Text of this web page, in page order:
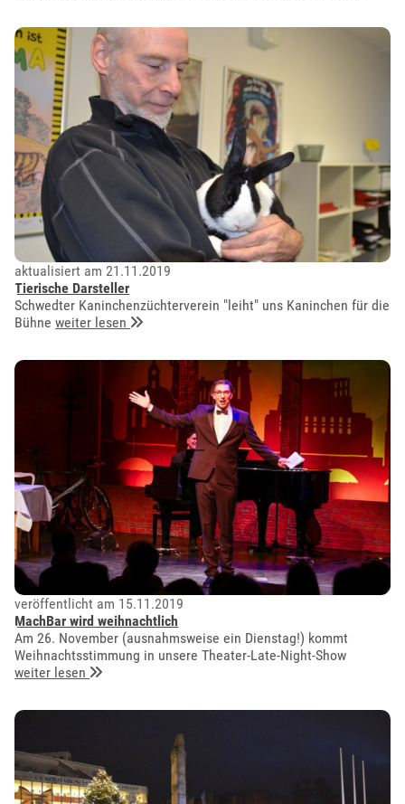
aktualisiert am 21.11.2019
Tierische Darsteller
Schwedter Kaninchenzüchterverein "leiht" uns Kaninchen für die
Bühneweiter lesen
veröffentlicht am 15.11.2019
MachBar wird weihnachtlich
Am 26. November (ausnahmsweise ein Dienstag!) kommt
Weihnachtsstimmung in unsere Theater-Late-Night-Show
weiter lesen